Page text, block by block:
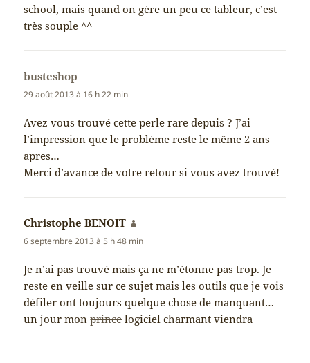
school, mais quand on gère un peu ce tableur, c’est
très souple ^^
busteshop
29 août 2013 à 16 h 22 min
Avez vous trouvé cette perle rare depuis ? J’ai
l’impression que le problème reste le même 2 ans
apres…
Merci d’avance de votre retour si vous avez trouvé!
Christophe BENOIT
6 septembre 2013 à 5 h 48 min
Je n’ai pas trouvé mais ça ne m’étonne pas trop. Je
reste en veille sur ce sujet mais les outils que je vois
défiler ont toujours quelque chose de manquant…
un jour monprincelogiciel charmant viendra